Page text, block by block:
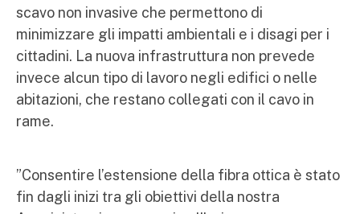
scavo non invasive che permettono di
minimizzare gli impatti ambientali e i disagi per i
cittadini. La nuova infrastruttura non prevede
invece alcun tipo di lavoro negli edifici o nelle
abitazioni, che restano collegati con il cavo in
rame.
”Consentire l’estensione della fibra ottica è stato
fin dagli inizi tra gli obiettivi della nostra